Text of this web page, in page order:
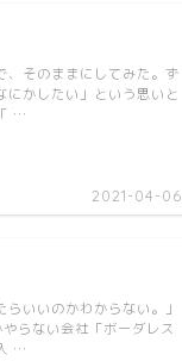
2021-04-06
、そのままにしてみた。ず
にかしたい」という思いと
…
いいのかわからない。」
らない会社「ボーダレス
…